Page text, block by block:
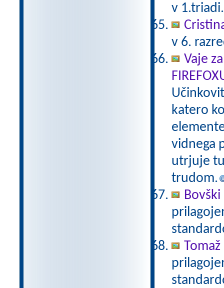
v
v 6.
Vaje
katero
vidnega
utrjuje
trudom.